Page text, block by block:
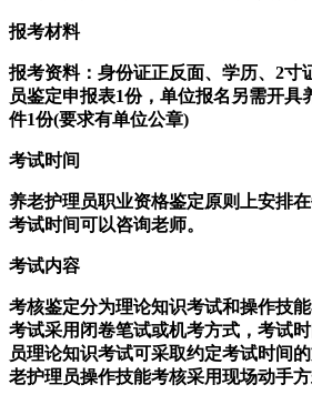
报考材料
报考资料：身份证正反面、学历、2寸
员鉴定申报表1份，单位报名另需开具
件1份(要求有单位公章)
考试时间
养老护理员职业资格鉴定原则上安排
考试时间可以咨询老师。
考试内容
考核鉴定分为理论知识考试和操作技
考试采用闭卷笔试或机考方式，考试
员理论知识考试可采取约定考试时间
老护理员操作技能考核采用现场动手方